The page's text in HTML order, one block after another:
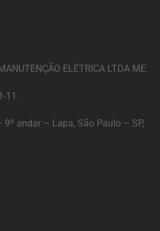
ELÉTRICA LTDA ME.
11.
andar – Lapa, São Paulo – SP,